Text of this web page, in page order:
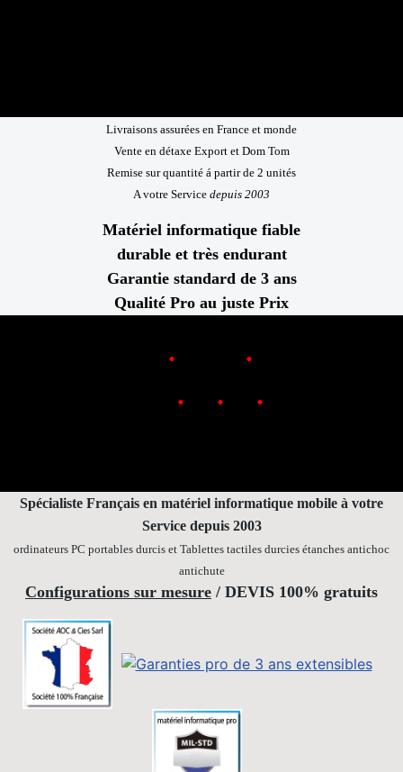
Livraisons assurées en France et monde
Vente en détaxe Export et Dom Tom
Remise sur quantité á partir de 2 unités
A votre Service depuis 2003
Matériel informatique fiable
durable et très endurant
Garantie standard de 3 ans
Qualité Pro au juste Prix
. .
. . .
Spécialiste Français en matériel informatique mobile à votre
Service depuis 2003
ordinateurs PC portables durcis et Tablettes tactiles durcies étanches antichoc
antichute
Configurations sur mesure / DEVIS 100% gratuits